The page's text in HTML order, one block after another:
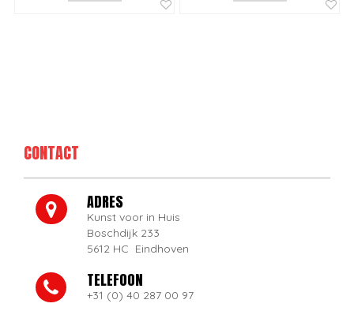
CONTACT
ADRES
Kunst voor in Huis
Boschdijk 233
5612 HC Eindhoven
TELEFOON
+31 (0) 40 287 00 97